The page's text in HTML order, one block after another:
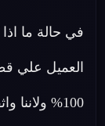
في حالة ما
العميل علي
100%